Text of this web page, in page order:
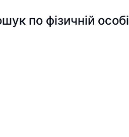
по фізичній особі